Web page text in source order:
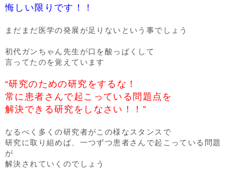
悔しい限りです！！
まだまだ医学の発展が足りないという事でしょう
初代ガンちゃん先生が口を酸っぱくして
言ってたのを覚えています
“研究のための研究をするな！
常に患者さんで起こっている問題点を
解決できる研究をしなさい！！”
なるべく多くの研究者がこの様なスタンスで
研究に取り組めば、一つずつ患者さんで起こっている問題
が
解決されていくのでしょう